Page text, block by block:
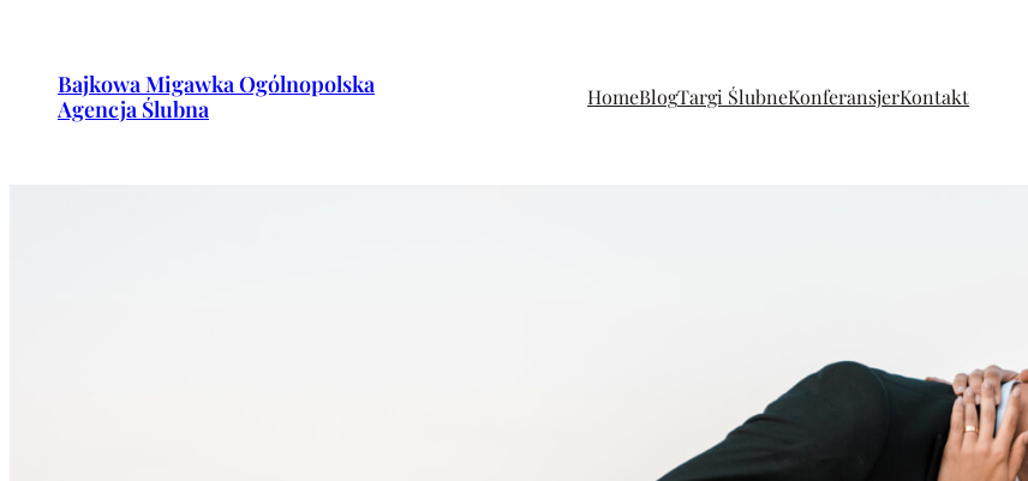
treściBajkowa Migawka Ogólnopolska
Agencja Ślubna
HomeBlogTargi ŚlubneKonferansjerKontakt